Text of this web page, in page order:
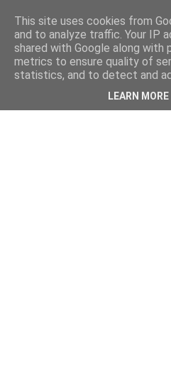
This site uses cookies from
and to analyze traffic. Your IP
shared with Google along with
metrics to ensure quality of
statistics, and to detect and
LEARN MORE